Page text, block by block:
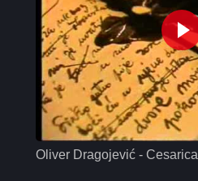
Oliver Dragojević - Cesarica